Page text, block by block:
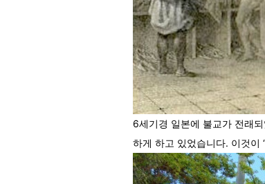
6세기경 일본에 불교가 전래
하게 하고 있었습니다. 이것이